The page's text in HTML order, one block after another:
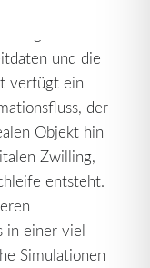
in der
und die
verfügt ein
der
Objekt hin
Zwilling,
entsteht.
in einer viel
Simulationen